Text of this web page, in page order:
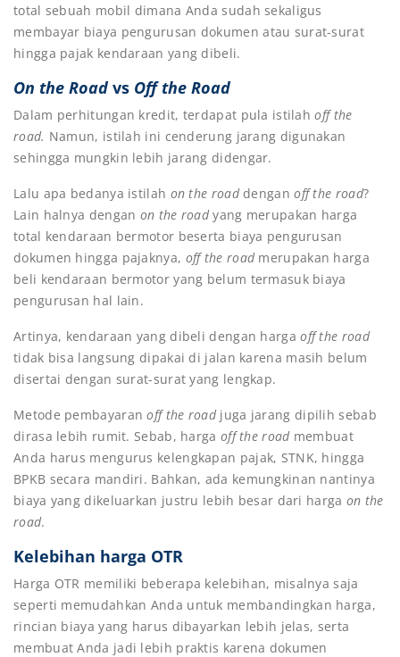
total sebuah mobil dimana Anda sudah sekaligus
membayar biaya pengurusan dokumen atau surat-surat
hingga pajak kendaraan yang dibeli.
On the Roadvs Off the Road
Dalam perhitungan kredit, terdapat pula istilahoff the
road. Namun, istilah ini cenderung jarang digunakan
sehingga mungkin lebih jarang didengar.
Lalu apa bedanya istilah on the roaddenganoff the road?
Lain halnya dengan on the roadyang merupakan harga
total kendaraan bermotor beserta biaya pengurusan
dokumen hingga pajaknya, off the roadmerupakan harga
beli kendaraan bermotor yang belum termasuk biaya
pengurusan hal lain.
Artinya, kendaraan yang dibeli dengan hargaoff the road
tidak bisa langsung dipakai di jalan karena masih belum
disertai dengan surat-surat yang lengkap.
Metode pembayaranoff the roadjuga jarang dipilih sebab
dirasa lebih rumit. Sebab, harga off the roadmembuat
Anda harus mengurus kelengkapan pajak, STNK, hingga
BPKB secara mandiri. Bahkan, ada kemungkinan nantinya
biaya yang dikeluarkan justru lebih besar dari harga on the
road.
Kelebihan harga OTR
Harga OTR memiliki beberapa kelebihan, misalnya saja
seperti memudahkan Anda untuk membandingkan harga,
rincian biaya yang harus dibayarkan lebih jelas, serta
membuat Anda jadi lebih praktis karena dokumen